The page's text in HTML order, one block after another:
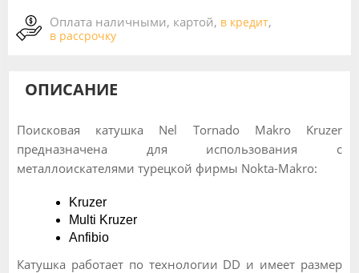
Оплата наличными, картой, в кредит,
в рассрочку
ОПИСАНИЕ
Поисковая катушка Nel Tornado Makro Kruzer
предназначена для использования c
металлоискателями турецкой фирмы Nokta-Makro:
Kruzer
Multi Kruzer
Anfibio
Катушка работает по технологии DD и имеет размер